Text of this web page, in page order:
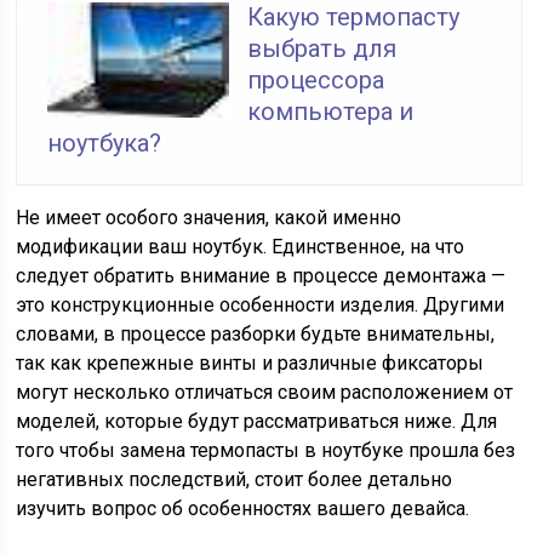
Какую термопасту
выбрать для
процессора
компьютера и
ноутбука?
Не имеет особого значения, какой именно
модификации ваш ноутбук. Единственное, на что
следует обратить внимание в процессе демонтажа —
это конструкционные особенности изделия. Другими
словами, в процессе разборки будьте внимательны,
так как крепежные винты и различные фиксаторы
могут несколько отличаться своим расположением от
моделей, которые будут рассматриваться ниже. Для
того чтобы замена термопасты в ноутбуке прошла без
негативных последствий, стоит более детально
изучить вопрос об особенностях вашего девайса.